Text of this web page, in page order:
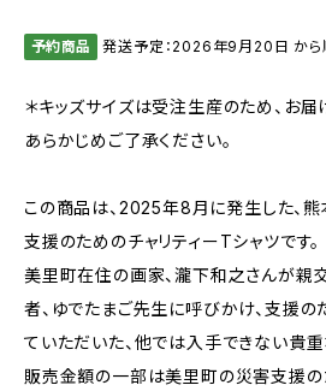
予約商品 発送予定：2026年9月20日 から
＊キッズサイズは受注生産のため、お届
あらかじめご了承ください。
この商品は、2025年8月に発生した、
支援のためのチャリティーTシャツです。
美里町在住の画家、瀧下和之さんが親
者、ゆでたまご先生に呼びかけ、支援の
ていただいた、他では入手できない貴重
販売金額の一部は美里町の災害支援